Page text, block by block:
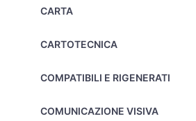
CARTA
CARTOTECNICA
COMPATIBILI E RIGENERATI
COMUNICAZIONE VISIVA